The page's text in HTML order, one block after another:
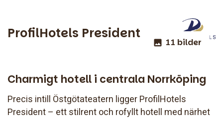
ProfilHotels President
11 bilder
Charmigt hotell i centrala Norrköping
Precis intill Östgötateatern ligger ProfilHotels
President – ett stilrent och rofyllt hotell med närhet